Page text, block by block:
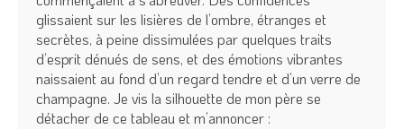
glissaient sur les lisières de l’ombre, étranges et
secrètes, à peine dissimulées par quelques traits
d’esprit dénués de sens, et des émotions vibrantes
naissaient au fond d’un regard tendre et d’un verre de
champagne. Je vis la silhouette de mon père se
détacher de ce tableau et m’annoncer :